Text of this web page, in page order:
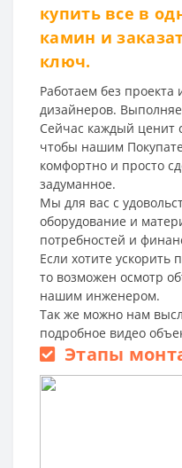
купить все в
камин и
ключ.
Работаем без проекта
дизайнеров.
Сейчас каждый ценит
чтобы нашим
комфортно и просто
задуманное.
Мы для вас с
оборудование и
потребностей и
Если хотите ускорить
то возможен осмотр
нашим инженером.
Так же можно нам
подробное видео
Этапы